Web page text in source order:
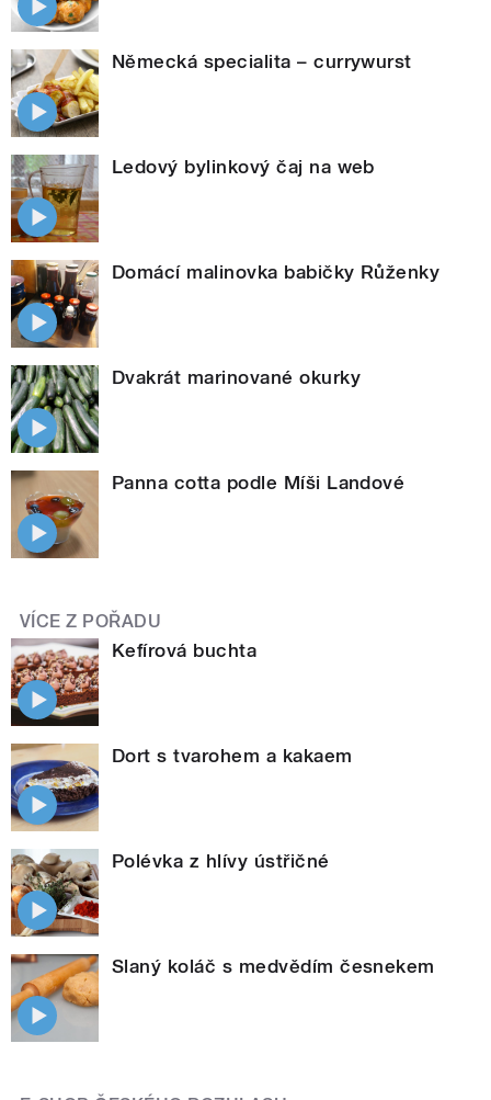
Německá specialita – currywurst
Ledový bylinkový čaj na web
Domácí malinovka babičky Růženky
Dvakrát marinované okurky
Panna cotta podle Míši Landové
VÍCE Z POŘADU
Kefírová buchta
Dort s tvarohem a kakaem
Polévka z hlívy ústřičné
Slaný koláč s medvědím česnekem